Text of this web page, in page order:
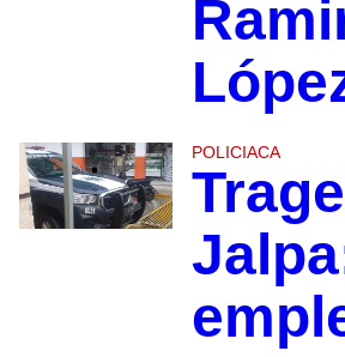
POLICIACA